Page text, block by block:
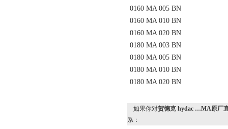
0160 MA 005 BN
0160 MA 010 BN
0160 MA 020 BN
0180 MA 003 BN
0180 MA 005 BN
0180 MA 010 BN
0180 MA 020 BN
如果你对贺德克 hydac …MA原厂
系：